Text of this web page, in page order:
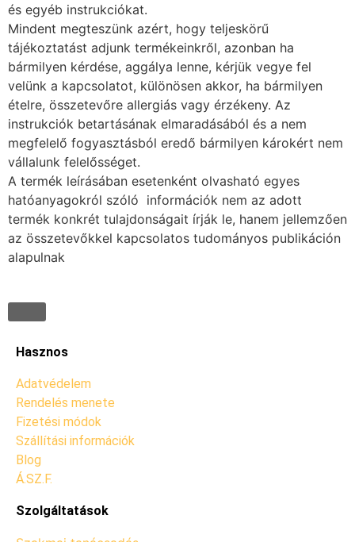
és egyéb instrukciókat.
Mindent megteszünk azért, hogy teljeskörű
tájékoztatást adjunk termékeinkről, azonban ha
bármilyen kérdése, aggálya lenne, kérjük vegye fel
velünk a kapcsolatot, különösen akkor, ha bármilyen
ételre, összetevőre allergiás vagy érzékeny. Az
instrukciók betartásának elmaradásából és a nem
megfelelő fogyasztásból eredő bármilyen károkért nem
vállalunk felelősséget.
A termék leírásában esetenként olvasható egyes
hatóanyagokról szóló információk nem az adott
termék konkrét tulajdonságait írják le, hanem jellemzően
az összetevőkkel kapcsolatos tudományos publikáción
alapulnak
Hasznos
Adatvédelem
Rendelés menete
Fizetési módok
Szállítási információk
Blog
Á.SZ.F.
Szolgáltatások